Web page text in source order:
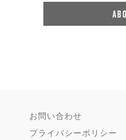
お問い合わせ
プライバシーポリシー